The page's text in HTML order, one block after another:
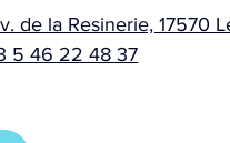
de la Resinerie, 17570
5 46 22 48 37